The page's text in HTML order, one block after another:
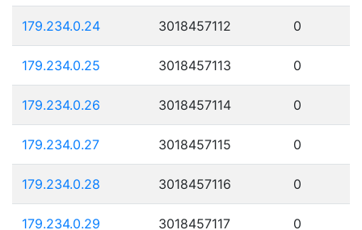
179.234.0.24 3018457112 0
179.234.0.25 3018457113 0
179.234.0.26 3018457114 0
179.234.0.27 3018457115 0
179.234.0.28 3018457116 0
179.234.0.29 3018457117 0